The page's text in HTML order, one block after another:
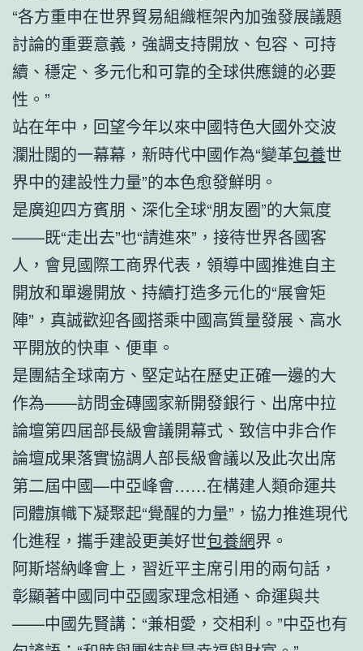
“各方重申在世界貿易組織框架內加強發展議題
討論的重要意義，強調支持開放、包容、可持
續、穩定、多元化和可靠的全球供應鏈的必要
性。”
站在年中，回望今年以來中國特色大國外交波
瀾壯闊的一幕幕，新時代中國作為“變革包養世
界中的建設性力量”的本色愈發鮮明。
是廣迎四方賓朋、深化全球“朋友圈”的大氣度
——既“走出去”也“請進來”，接待世界各國客
人，會見國際工商界代表，領導中國推進自主
開放和單邊開放、持續打造多元化的“展會矩
陣”，真誠歡迎各國搭乘中國高質量發展、高水
平開放的快車、便車。
是團結全球南方、堅定站在歷史正確一邊的大
作為——訪問金磚國家新開發銀行、出席中拉
論壇第四屆部長級會議開幕式、致信中非合作
論壇成果落實協調人部長級會議以及此次出席
第二屆中國—中亞峰會……在構建人類命運共
同體旗幟下凝聚起“覺醒的力量”，協力推進現代
化進程，攜手建設更美好世包養網界。
阿斯塔納峰會上，習近平主席引用的兩句話，
彰顯著中國同中亞國家理念相通、命運與共
——中國先賢講：“兼相愛，交相利。”中亞也有